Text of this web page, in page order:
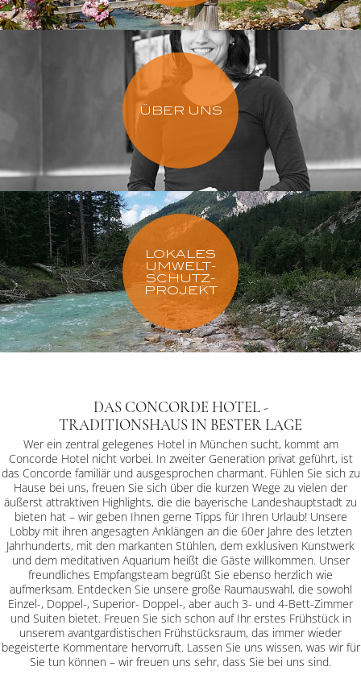
ÜBER UNS
LOKALES
UMWELT-
SCHUTZ-
PROJEKT
DAS CONCORDE HOTEL -
TRADITIONSHAUS IN BESTER LAGE
Wer ein zentral gelegenes Hotel in München sucht, kommt am
Concorde Hotel nicht vorbei. In zweiter Generation privat geführt, ist
das Concorde familiär und ausgesprochen charmant. Fühlen Sie sich zu
Hause bei uns, freuen Sie sich über die kurzen Wege zu vielen der
äußerst attraktiven Highlights, die die bayerische Landeshauptstadt zu
bieten hat – wir geben Ihnen gerne Tipps für Ihren Urlaub! Unsere
Lobby mit ihren angesagten Anklängen an die 60er Jahre des letzten
Jahrhunderts, mit den markanten Stühlen, dem exklusiven Kunstwerk
und dem meditativen Aquarium heißt die Gäste willkommen. Unser
freundliches Empfangsteam begrüßt Sie ebenso herzlich wie
aufmerksam. Entdecken Sie unsere große Raumauswahl, die sowohl
Einzel-, Doppel-, Superior- Doppel-, aber auch 3- und 4-Bett-Zimmer
und Suiten bietet. Freuen Sie sich schon auf Ihr erstes Frühstück in
unserem avantgardistischen Frühstücksraum, das immer wieder
begeisterte Kommentare hervorruft. Lassen Sie uns wissen, was wir für
Sie tun können – wir freuen uns sehr, dass Sie bei uns sind.